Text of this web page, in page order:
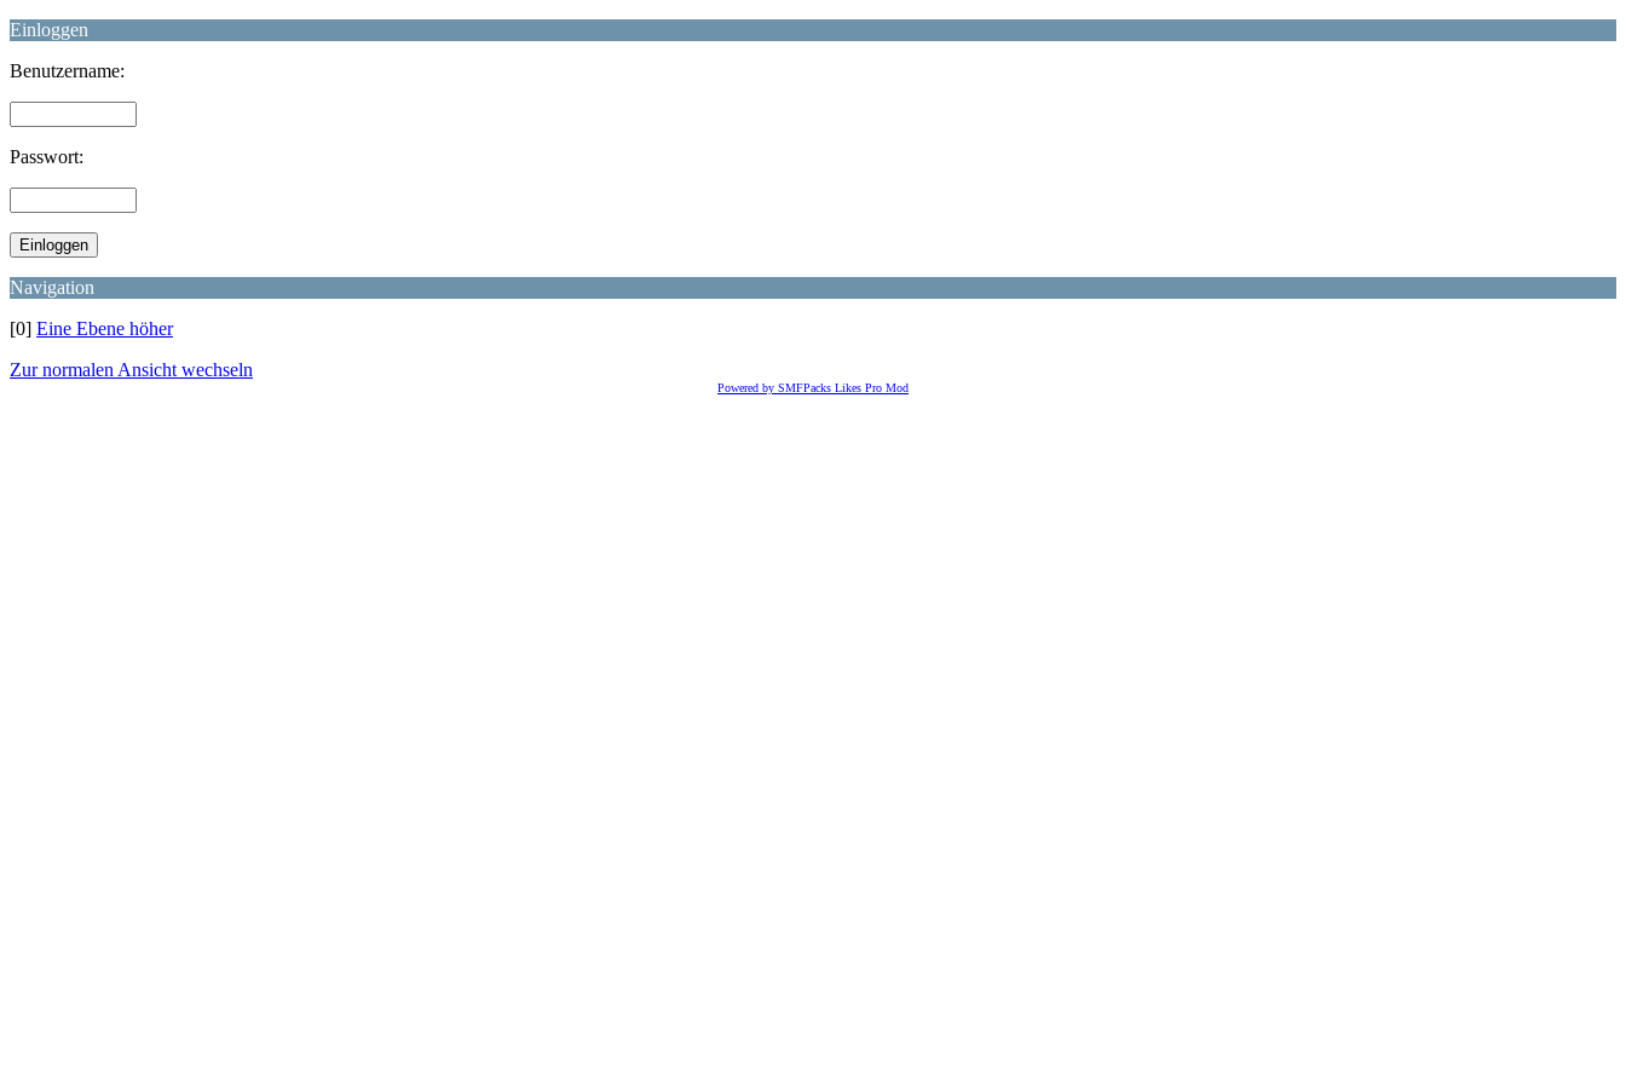
Einloggen
Benutzername:
Passwort:
Navigation
[0] Eine Ebene höher
Zur normalen Ansicht wechseln
Powered by SMFPacks Likes Pro Mod